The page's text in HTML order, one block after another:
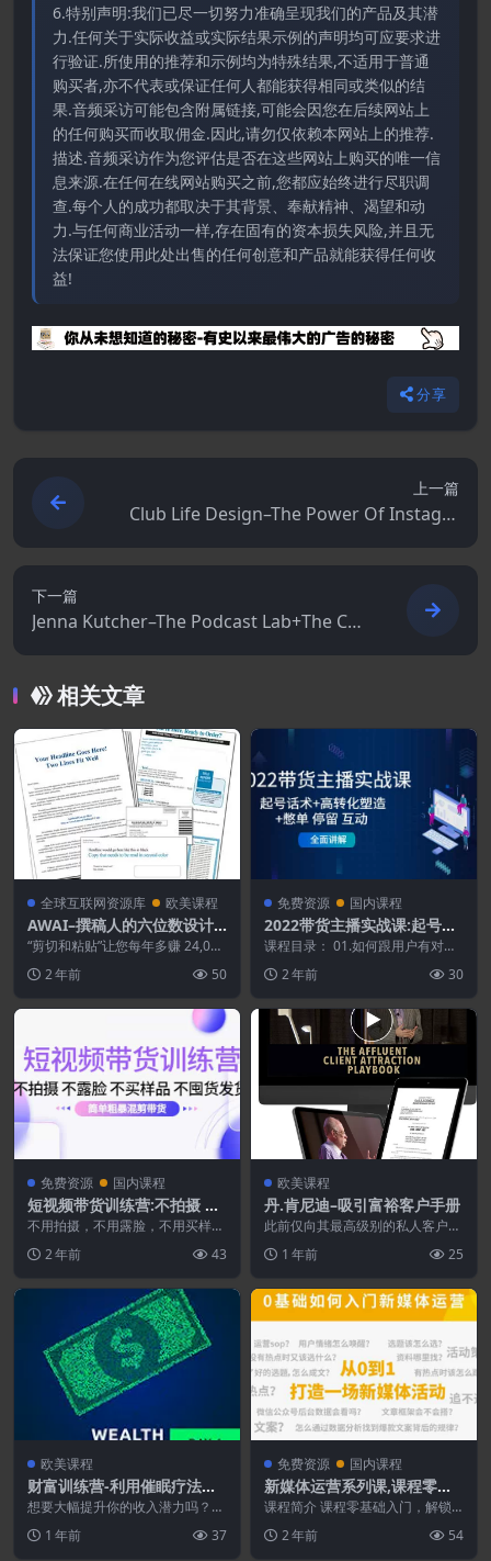
6.特别声明:我们已尽一切努力准确呈现我们的产品及其潜
力.任何关于实际收益或实际结果示例的声明均可应要求进
行验证.所使用的推荐和示例均为特殊结果,不适用于普通
购买者,亦不代表或保证任何人都能获得相同或类似的结
果.音频采访可能包含附属链接,可能会因您在后续网站上
的任何购买而收取佣金.因此,请勿仅依赖本网站上的推荐.
描述.音频采访作为您评估是否在这些网站上购买的唯一信
息来源.在任何在线网站购买之前,您都应始终进行尽职调
查.每个人的成功都取决于其背景、奉献精神、渴望和动
力.与任何商业活动一样,存在固有的资本损失风险,并且无
法保证您使用此处出售的任何创意和产品就能获得任何收
益!
分享
上一篇
Club Life Design–The Power Of Instagra
下一篇
Jenna Kutcher–The Podcast Lab+The Con
相关文章
全球互联网资源库 欧美课程
AWAI–撰稿人的六位数设计
库
“剪切和粘贴”让您每年多赚 24,000
10...2 年前 50
免费资源 国内课程
2022带货主播实战课:起号话
术+高转化塑造+憋单 停留 互
动 全面讲解
课程目录： 01.如何跟用户有对话
精准流量...
2 年前 30
免费资源 国内课程
短视频带货训练营:不拍摄 不
露脸 不买样品 不囤货发货 简
单粗暴混剪带货[第三期]
不用拍摄，不用露脸，不用买样
剪带货！ 1.前言.m...
2 年前 43
欧美课程
丹.肯尼迪–吸引富裕客户手册
此前仅向其最高级别的私人客户提
光： 丹·肯尼迪...
1 年前 25
欧美课程
财富训练营-利用催眠疗法立
即提升你的财富潜力
想要大幅提升你的收入潜力吗？
繁荣水平？开始生活 ...
1 年前 37
免费资源 国内课程
新媒体运营系列课,课程零基
础入门,解锁高薪职业必备的
四项技能
课程简介 课程零基础入门，解锁
实案例拆解，4场项...
2 年前 54